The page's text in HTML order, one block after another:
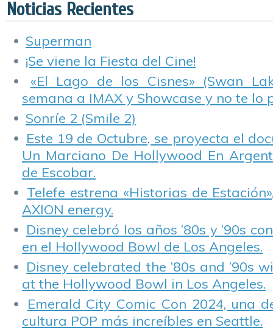
Noticias Recientes
Superman
¡Se viene la Fiesta del Cine!
«El Lago de los Cisnes» (Swan
semana a IMAX y Showcase y no te lo
Sonríe 2 (Smile 2)
Este 19 de Octubre, se proyecta el
Un Marciano De Hollywood En
de Escobar.
Telefe estrena «Historias de
AXION energy.
Disney celebró los años ’80s y ’90s
en el Hollywood Bowl de Los Angeles.
Disney celebrated the ’80s and ’90s
at the Hollywood Bowl in Los Angeles.
Emerald City Comic Con 2024, una
cultura POP más increíbles en Seattle.